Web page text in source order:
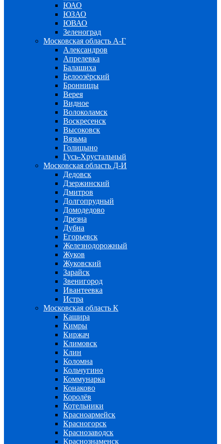
ЮАО
ЮЗАО
ЮВАО
Зеленоград
Московская область А-Г
Александров
Апрелевка
Балашиха
Белоозёрский
Бронницы
Верея
Видное
Волоколамск
Воскресенск
Высоковск
Вязьма
Голицыно
Гусь-Хрустальный
Московская область Д-И
Дедовск
Дзержинский
Дмитров
Долгопрудный
Домодедово
Дрезна
Дубна
Егорьевск
Железнодорожный
Жуков
Жуковский
Зарайск
Звенигород
Ивантеевка
Истра
Московская область К
Кашира
Кимры
Киржач
Климовск
Клин
Коломна
Кольчугино
Коммунарка
Конаково
Королёв
Котельники
Красноармейск
Красногорск
Краснозаводск
Краснознаменск